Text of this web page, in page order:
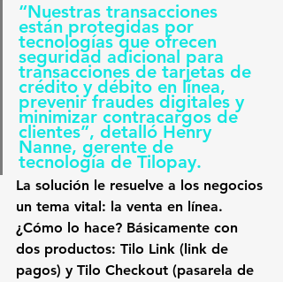
“Nuestras transacciones
están protegidas por
tecnologías que ofrecen
seguridad adicional para
transacciones de tarjetas de
crédito y débito en línea,
prevenir fraudes digitales y
minimizar contracargos de
clientes”, detalló Henry
Nanne, gerente de
tecnología de Tilopay.
La solución le resuelve a los negocios
un tema vital: la venta en línea.
¿Cómo lo hace? Básicamente con
dos productos: Tilo Link (link de
pagos) y Tilo Checkout (pasarela de